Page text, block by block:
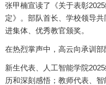
张甲楠宣读了《关于表彰
定》。部队首长、学校领导
进集体、优秀教官颁奖。
在热烈掌声中，高云向承训部
新生代表、人工智能学院
历和深刻感悟；教师代表、